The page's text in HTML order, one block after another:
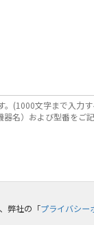
。(1000文字まで入力
名）および型番をご記
弊社の「プライバシー